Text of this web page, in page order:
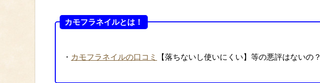
カモフラネイルとは！
・ カモフラネイルの口コミ 【落ちないし使いにくい】等の悪評はないの？